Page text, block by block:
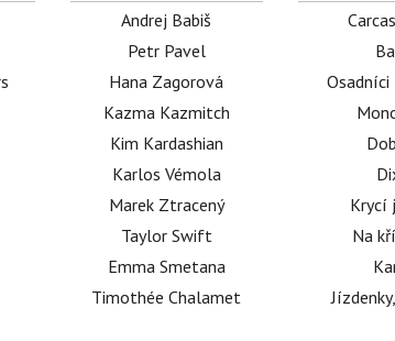
Andrej Babiš
Petr Pavel
Hana Zagorová
Kazma Kazmitch
Kim Kardashian
Karlos Vémola
Marek Ztracený
Taylor Swift
Emma Smetana
Timothée Chalamet
Krycí
Na